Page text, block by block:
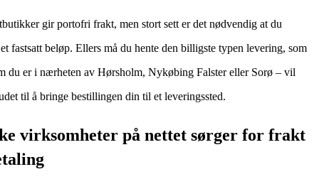
gir portofri frakt, men stort sett er det nødvendig at du
fastsatt beløp. Ellers må du hente den billigste typen levering, som
du er i nærheten av Hørsholm, Nykøbing Falster eller Sorø – vil
til å bringe bestillingen din til et leveringssted.
virksomheter på nettet sørger for frakt